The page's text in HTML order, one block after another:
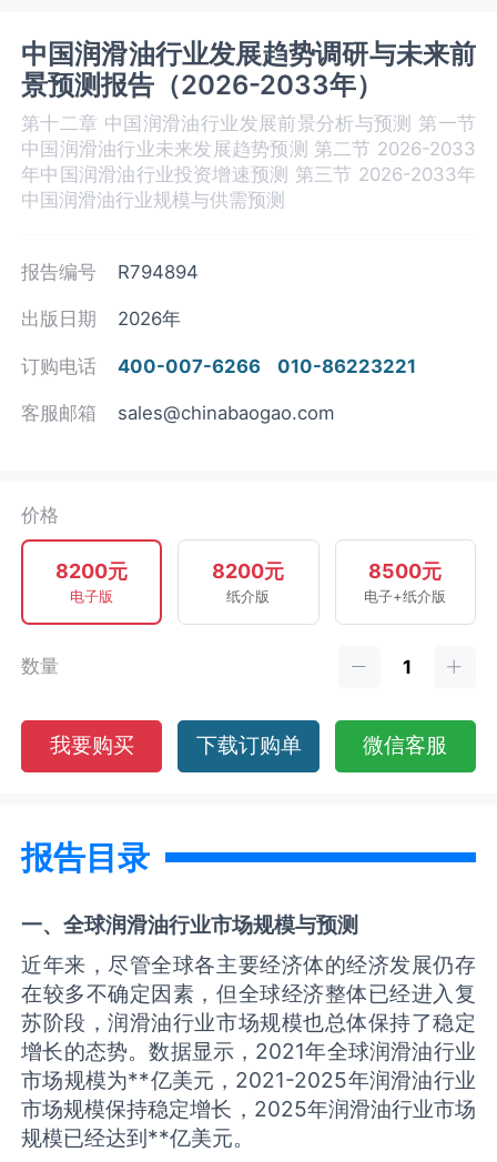
中国润滑油行业发展趋势调研与未来前
景预测报告（2026-2033年）
第十二章 中国润滑油‌‌‌行业发展前景分析与预测 第一节
中国润滑油‌‌‌行业未来发展趋势预测 第二节 2026-2033
年中国润滑油行业投资增速预测 第三节 2026-2033年
中国润滑油‌‌‌行业规模与供需预测
报告编号 R794894
出版日期 2026年
订购电话 400-007-6266 010-86223221
客服邮箱 sales@chinabaogao.com
价格
8200元
电子版
8200元
纸介版
8500元
电子+纸介版
数量
我要购买 下载订购单 微信客服
报告目录
一、全球润滑油行业市场规模与预测
近年来，尽管全球各主要经济体的经济发展仍存
在较多不确定因素，但全球经济整体已经进入复
苏阶段，润滑油行业市场规模也总体保持了稳定
增长的态势。数据显示，2021年全球润滑油行业
市场规模为**亿美元，2021-2025年润滑油行业
市场规模保持稳定增长，2025年润滑油行业市场
规模已经达到**亿美元。